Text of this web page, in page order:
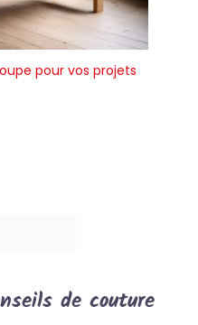
pour vos projets
de couture